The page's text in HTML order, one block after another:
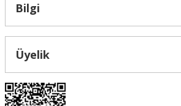
Bilgi
Üyelik